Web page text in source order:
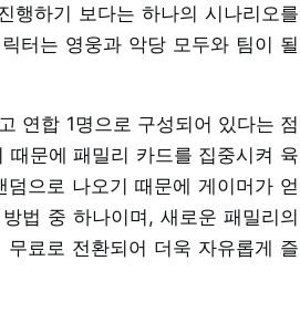
행하기 보다는 하나의 시나리오를
터는 영웅과 악당 모두와 팀이 될
연합 1명으로 구성되어 있다는 점
문에 패밀리 카드를 집중시켜 육
으로 나오기 때문에 게이머가 얻
법 중 하나이며, 새로운 패밀리의
료로 전환되어 더욱 자유롭게 즐